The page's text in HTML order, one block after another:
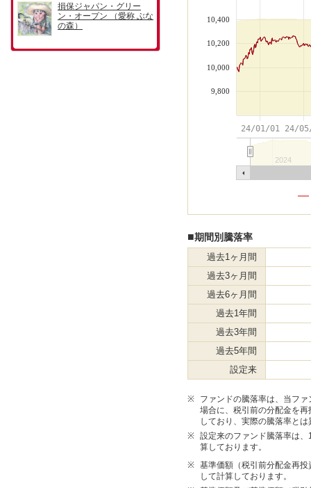
24/01/01 24/
2024
9,800
10,000
10,200
10,400
■期間別騰落率
過去1ヶ月間
過去3ヶ月間
過去6ヶ月間
過去1年間
過去3年間
過去5年間
設定来
※
ファンドの騰落率は、当フ
場合に、税引前の分配金を
しており、実際の騰落率と
※ 設定来のファンド騰落率は
算しております。
※ 基準価額（税引前分配金再
して計算しております。